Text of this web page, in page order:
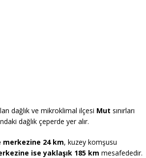
dağlık ve mikroklimal ilçesi Mut sınırları
dağlık çeperde yer alır.
merkezine 24 km, kuzey komşusu
ise yaklaşık 185 km mesafededir.